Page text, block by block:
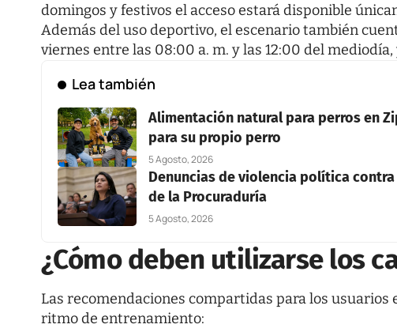
domingos y festivos el acceso estará disponible
Además del uso deportivo, el escenario también
viernes entre las 08:00 a. m. y las 12:00 del
Lea también
Alimentación natural para perros en
para su propio perro
5 Agosto, 2026
Denuncias de violencia política
de la Procuraduría
5 Agosto, 2026
¿Cómo deben utilizarse los
Las recomendaciones compartidas para los
ritmo de entrenamiento: